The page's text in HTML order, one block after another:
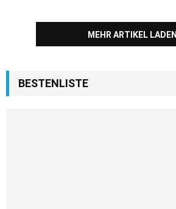
MEHR ARTIKEL LADEN
BESTENLISTE